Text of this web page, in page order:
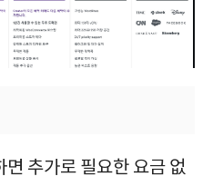
추가로 필요한 요금 없